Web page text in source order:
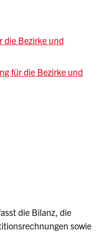
die Bezirke und
für die Bezirke und
die Bilanz, die
sowie